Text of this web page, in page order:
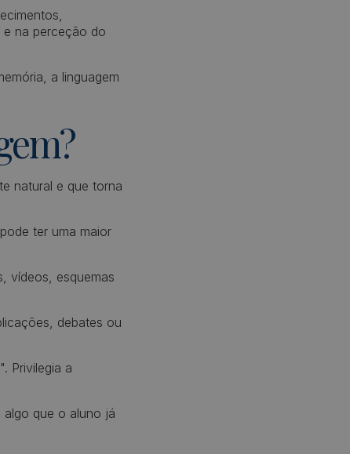
na perceção do
a linguagem
natural e que torna
ter uma maior
vídeos, esquemas
debates ou
Privilegia a
que o aluno já